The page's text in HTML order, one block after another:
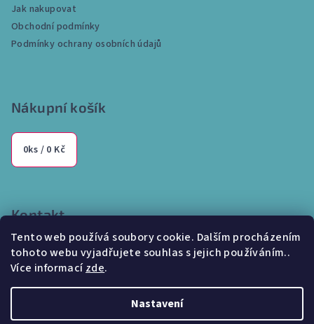
Tento web používá soubory cookie. Dalším procházením
tohoto webu vyjadřujete souhlas s jejich používáním..
Více informacízde.
Nastavení
Jak nakupovat
Obchodní podmínky
Podmínky ochrany osobních údajů
Nákupní košík
0ks / 0 Kč
Kontakt
info @internetparfem.cz
603 100 829